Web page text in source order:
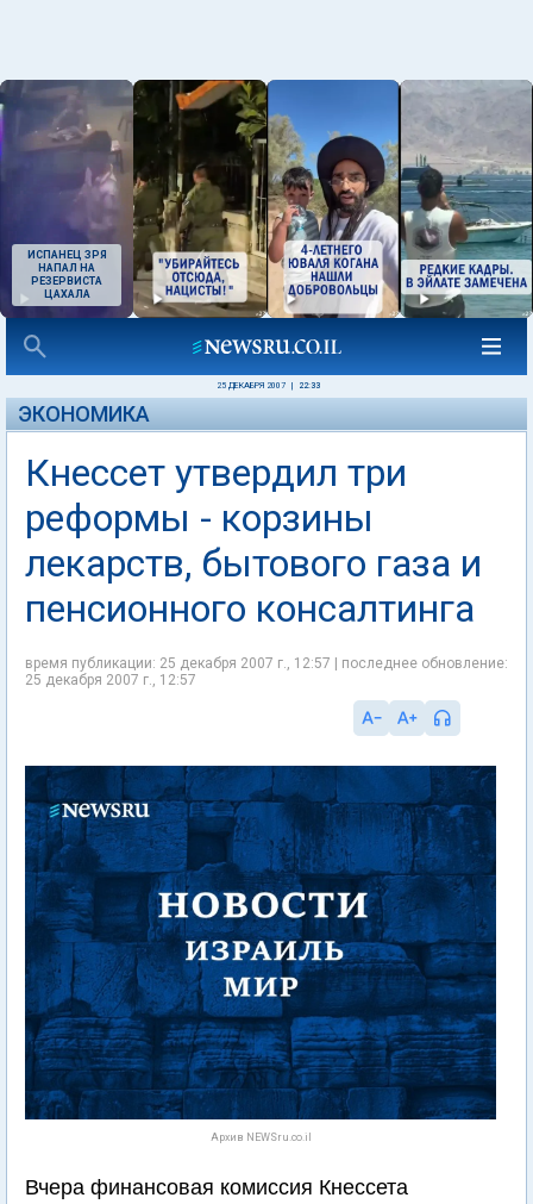
ИСПАНЕЦ ЗРЯ
НАПАЛ НА
РЕЗЕРВИСТА
ЦАХАЛА
25 ДЕКАБРЯ 2007 22:33
ЭКОНОМИКА
Кнессет утвердил три
реформы - корзины
лекарств, бытового газа и
пенсионного консалтинга
время публикации: 25 декабря 2007 г., 12:57 | последнее обновление:
25 декабря 2007 г., 12:57
Архив NEWSru.co.il
Вчера финансовая комиссия Кнессета